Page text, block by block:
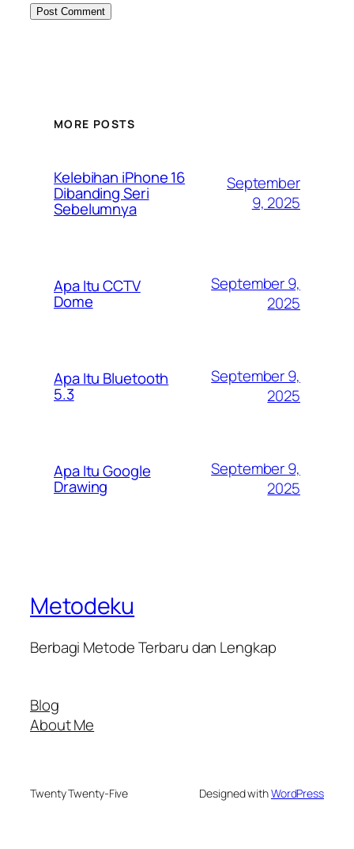
MORE POSTS
Kelebihan iPhone 16
Dibanding Seri
Sebelumnya
September
9, 2025
Apa Itu CCTV
Dome
September 9,
2025
Apa Itu Bluetooth
5.3
September 9,
2025
Apa Itu Google
Drawing
September 9,
2025
Metodeku
Berbagi Metode Terbaru dan Lengkap
Blog
About Me
Twenty Twenty-Five Designed withWordPress